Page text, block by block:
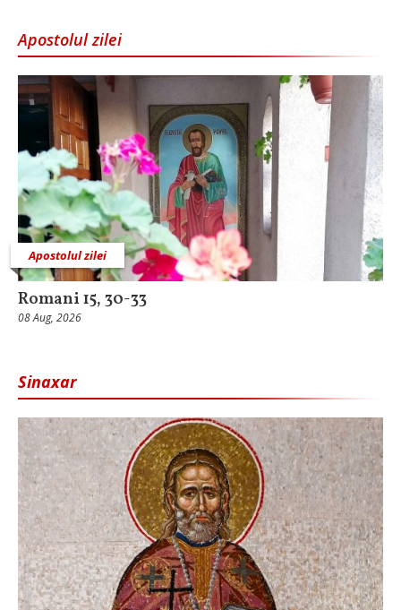
Apostolul zilei
Apostolul zilei
Romani 15, 30-33
08 Aug, 2026
Sinaxar